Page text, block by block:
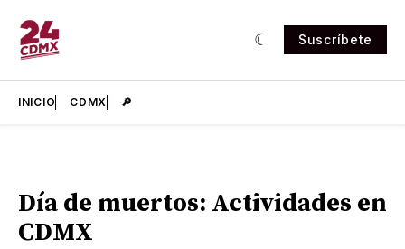
Suscríbete
INICIO CDMX 🔎
Día de muertos: Actividades en
CDMX